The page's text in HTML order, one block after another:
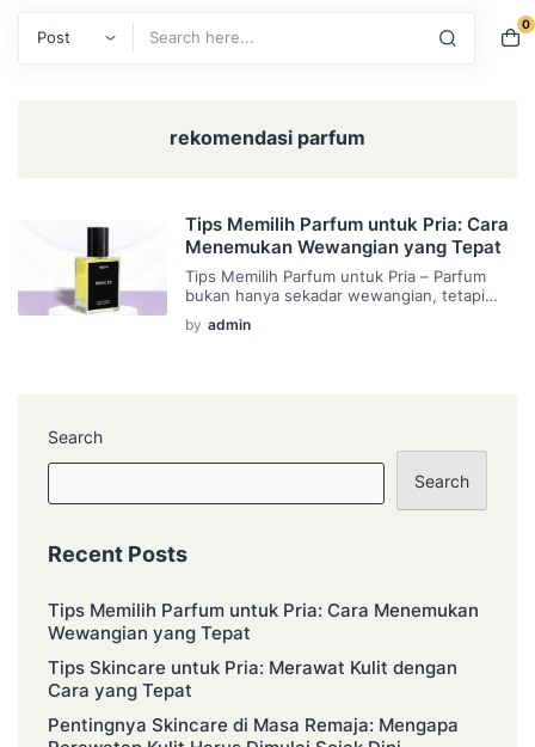
0
rekomendasi parfum
Tips Memilih Parfum untuk Pria: Cara
Menemukan Wewangian yang Tepat
Tips Memilih Parfum untuk Pria – Parfum
bukan hanya sekadar wewangian, tetapi
hidup seseorang. Bagi pria, memilih parfum
by admin
Search
Search
Recent Posts
Tips Memilih Parfum untuk Pria: Cara Menemukan
Wewangian yang Tepat
Tips Skincare untuk Pria: Merawat Kulit dengan
Cara yang Tepat
Pentingnya Skincare di Masa Remaja: Mengapa